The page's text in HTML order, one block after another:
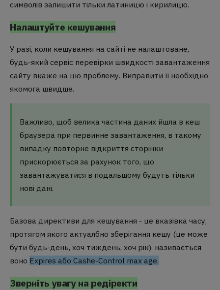
символів залишити тільки латиницю і кирилицю.
Налаштуйте кешування
У разі, коли кешування на сайті не налаштоване,
будь-який сервіс перевірки швидкості завантаження
сайту вкаже на цю проблему. Виправити її необхідно
якомога швидше.
Важливо, щоб велика частина даних йшла в кеш
браузера при первинне завантаження, в такому
випадку повторне відкриття сторінки
прискорюється за рахунок того, що
завантажуватися в подальшому будуть тільки
нові дані.
Базова директиви для кешування - це вказівка часу,
протягом якого актуалбно зберігання кешу (це може
бути будь-день, хоч тиждень, хоч рік). називається
воно Expires або Cashe-Control max age.
Зверніть увагу на редіректи